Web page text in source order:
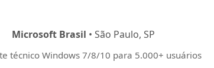
Microsoft Brasil • São Paulo, SP
técnico Windows 7/8/10 para 5.000+ usuários